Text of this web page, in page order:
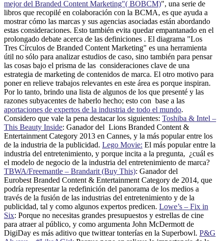
mejor del Branded Content Marketing"( BOBCM)", una serie de
libros que recopilé en colaboración con la BCMA, es que ayuda a
mostrar cómo las marcas y sus agencias asociadas están abordando
estas consideraciones. Esto también evita quedar empantanado en el
prolongado debate acerca de las definiciones . El diagrama "Los
Tres Círculos de Branded Content Marketing" es una herramienta
útil no sólo para analizar estudios de caso, sino también para pensar
las cosas bajo el prisma de las consideraciones clave de una
estrategia de marketing de contenidos de marca. El otro motivo para
poner en relieve trabajos relevantes en este área es porque inspiran.
Por lo tanto, brindo una lista de algunos de los que presenté y las
razones subyacentes de haberlo hecho; esto con base a las
aportaciones de expertos de la industria de todo el mundo.
Considero que vale la pena destacar los siguientes: Toshiba & Intel –
This Beauty Inside: Ganador del Lions Branded Content &
Entertainment Category 2013 en Cannes, y la más popular entre los
de la industria de la publicidad. Lego Movie: El más popular entre la
industria del entretenimiento, y porque incita a la pregunta, ¿cuál es
el modelo de negocio de la industria del entretenimiento de marca?
TBWA/Freemantle – Brandarit (Buy This): Ganador del
Eurobest Branded Content & Entertainment Category de 2014, que
podría representar la redefinición del panorama de los medios a
través de la fusión de las industrias del entretenimiento y de la
publicidad, tal y como algunos expertos predicen. Lowe’s – Fix in
Six: Porque no necesitas grandes presupuestos y estrellas de cine
para atraer al público, y como argumenta John McDermott de
DigiDay es más aditivo que twittear tonterías en la Superbowl. P&G